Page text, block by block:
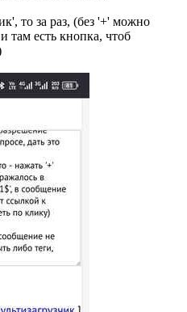
то за раз, (без '+' можно
там есть кнопка, чтоб